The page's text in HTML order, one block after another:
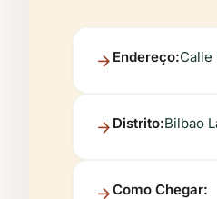
Endereço:Calle
Distrito:Bilbao
Como Chegar: